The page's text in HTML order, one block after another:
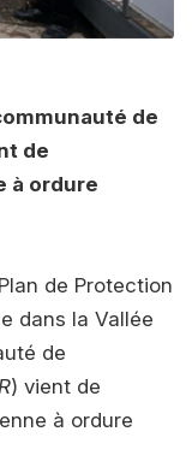
de
de
à ordure
de Protection
dans la Vallée
de
) vient de
à ordure